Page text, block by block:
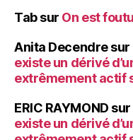
Tabsur On est
Anita Decendresur
existe un dérivé
extrêmement actif
ERIC RAYMOND sur
existe un dérivé